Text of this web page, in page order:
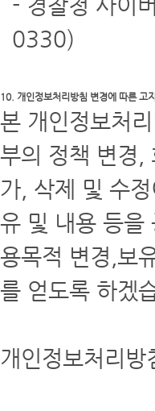
0330)
10. 개인정보처리방침 변경에 따른 고
본 개인정보처
부의 정책 변경,
가, 삭제 및 수
유 및 내용 등을
용목적 변경,보
를 얻도록 하겠
개인정보처리